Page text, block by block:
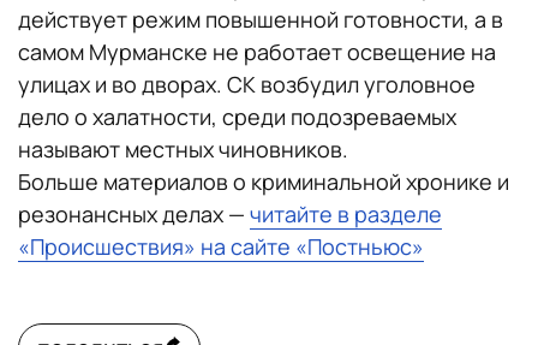
действует режим повышенной готовности, а в
самом Мурманске не работает освещение на
улицах и во дворах. СК возбудил уголовное
дело о халатности, среди подозреваемых
называют местных чиновников.
Больше материалов о криминальной хронике и
резонансных делах — читайте в разделе
«Происшествия» на сайте «Постньюс»